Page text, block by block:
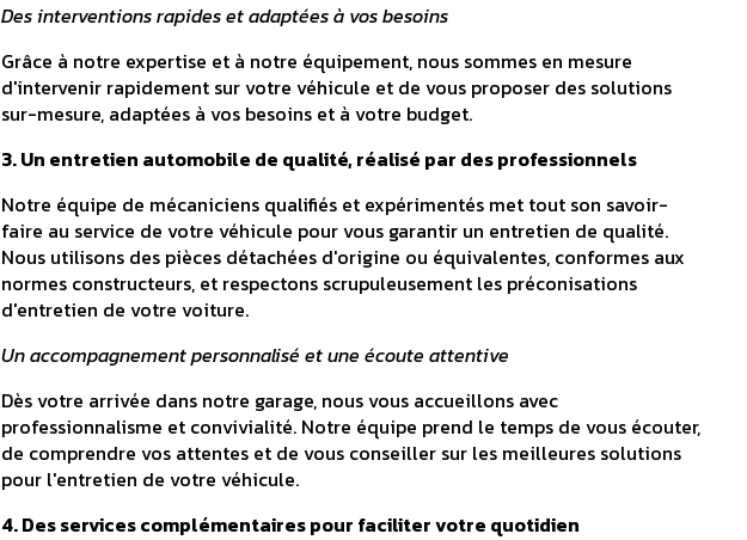
Des interventions rapides et adaptées à vos besoins
Grâce à notre expertise et à notre équipement, nous sommes en mesure
d'intervenir rapidement sur votre véhicule et de vous proposer des solutions
sur-mesure, adaptées à vos besoins et à votre budget.
3. Un entretien automobile de qualité, réalisé par des professionnels
Notre équipe de mécaniciens qualifiés et expérimentés met tout son savoir-
faire au service de votre véhicule pour vous garantir un entretien de qualité.
Nous utilisons des pièces détachées d'origine ou équivalentes, conformes aux
normes constructeurs, et respectons scrupuleusement les préconisations
d'entretien de votre voiture.
Un accompagnement personnalisé et une écoute attentive
Dès votre arrivée dans notre garage, nous vous accueillons avec
professionnalisme et convivialité. Notre équipe prend le temps de vous écouter,
de comprendre vos attentes et de vous conseiller sur les meilleures solutions
pour l'entretien de votre véhicule.
4. Des services complémentaires pour faciliter votre quotidien